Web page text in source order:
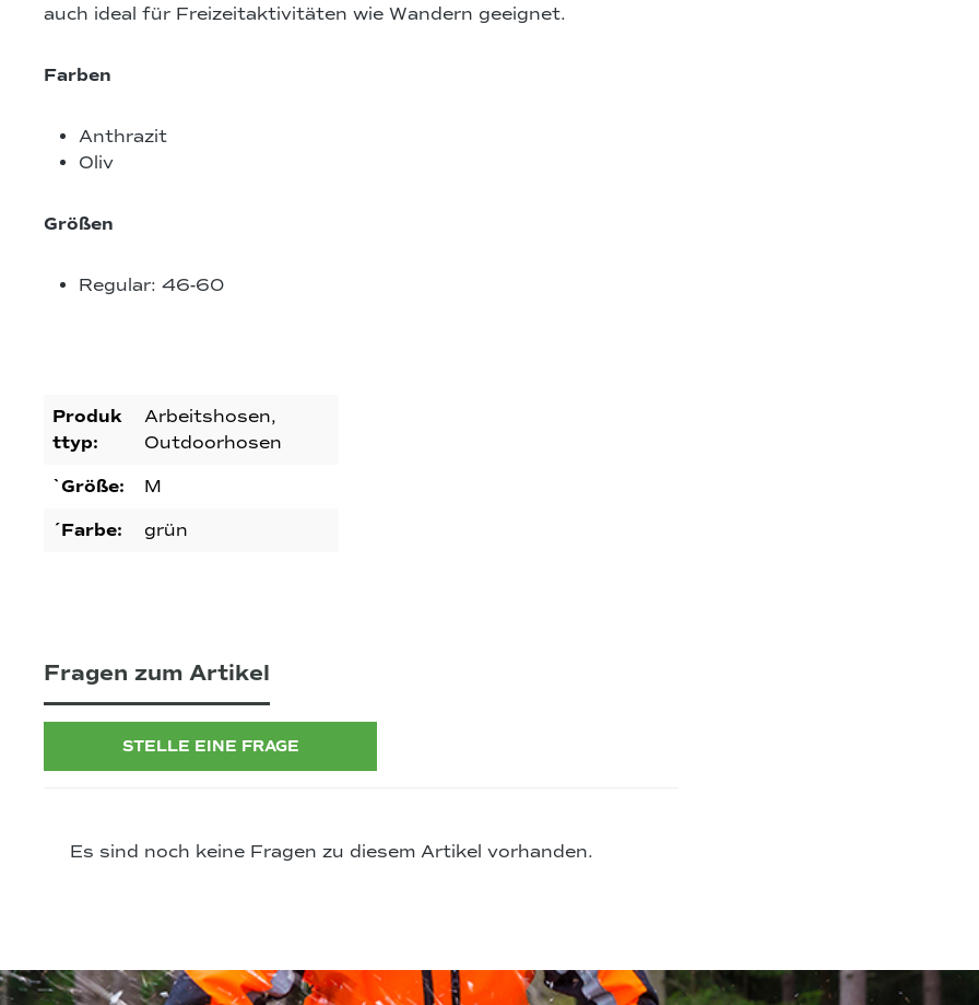
auch ideal für Freizeitaktivitäten wie Wandern geeignet.
Farben
Anthrazit
Oliv
Größen
Regular: 46-60
Produk
ttyp:
Arbeitshosen,
Outdoorhosen
`Größe:
M
´Farbe:
grün
Fragen zum Artikel
STELLE EINE FRAGE
Es sind noch keine Fragen zu diesem Artikel vorhanden.